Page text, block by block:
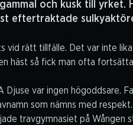
gammal och kusk till
eftertraktade
vid rätt tillfälle. Det var inte
häst så fick man ofta
var ingen högoddsare.
som nämns med
travgymnasiet på Wången